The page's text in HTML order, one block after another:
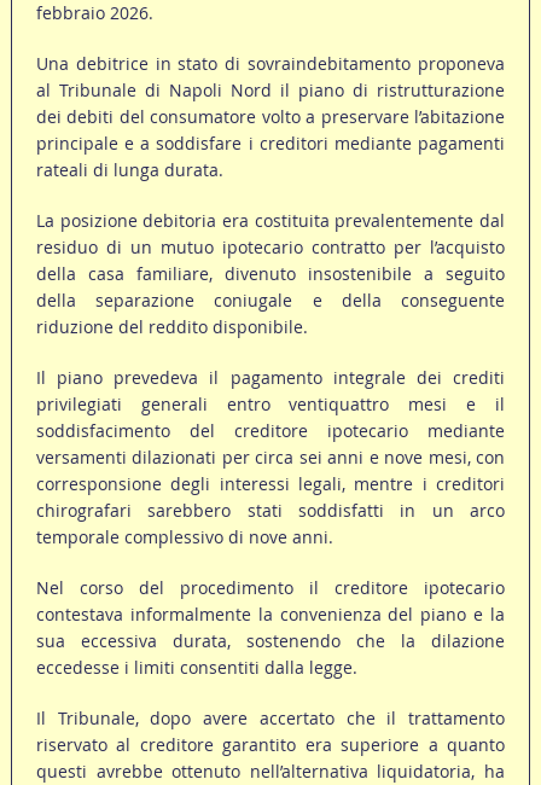
febbraio 2026.
Una debitrice in stato di sovraindebitamento proponeva
al Tribunale di Napoli Nord il piano di ristrutturazione
dei debiti del consumatore volto a preservare l’abitazione
principale e a soddisfare i creditori mediante pagamenti
rateali di lunga durata.
La posizione debitoria era costituita prevalentemente dal
residuo di un mutuo ipotecario contratto per l’acquisto
della casa familiare, divenuto insostenibile a seguito
della separazione coniugale e della conseguente
riduzione del reddito disponibile.
Il piano prevedeva il pagamento integrale dei crediti
privilegiati generali entro ventiquattro mesi e il
soddisfacimento del creditore ipotecario mediante
versamenti dilazionati per circa sei anni e nove mesi, con
corresponsione degli interessi legali, mentre i creditori
chirografari sarebbero stati soddisfatti in un arco
temporale complessivo di nove anni.
Nel corso del procedimento il creditore ipotecario
contestava informalmente la convenienza del piano e la
sua eccessiva durata, sostenendo che la dilazione
eccedesse i limiti consentiti dalla legge.
Il Tribunale, dopo avere accertato che il trattamento
riservato al creditore garantito era superiore a quanto
questi avrebbe ottenuto nell’alternativa liquidatoria, ha